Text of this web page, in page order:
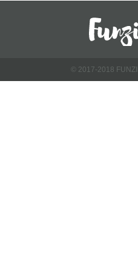
© 2017-2018